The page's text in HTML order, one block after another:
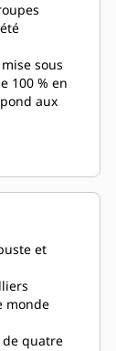
sous
100 % en
aux
de la
au
réponse
et
monde
de quatre